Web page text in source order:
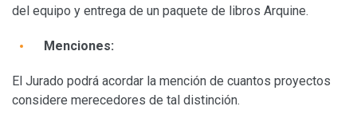
del equipo y entrega de un paquete de libros Arquine.
Menciones:
El Jurado podrá acordar la mención de cuantos proyectos
considere merecedores de tal distinción.